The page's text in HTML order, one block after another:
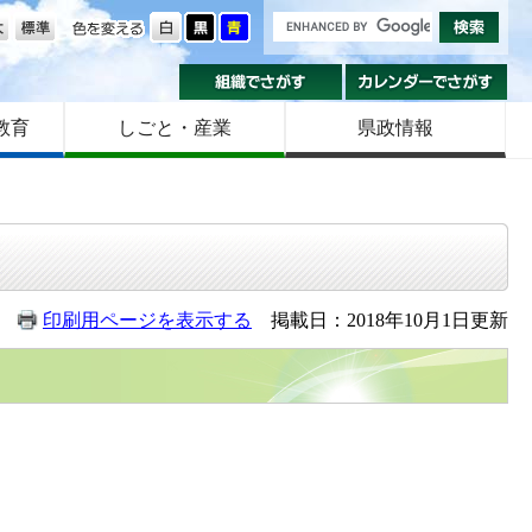
色を変える
大きさ
組織でさがす
育 しごと・産業 県政情報
印刷用ページを表示する 掲載日：2018年10月1日更新